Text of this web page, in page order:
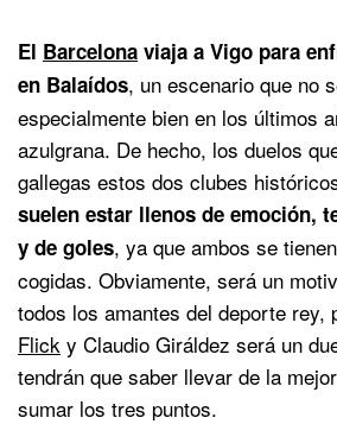
El Barcelona viaja a Vigo para
en Balaídos, un escenario que no
especialmente bien en los últimos
azulgrana. De hecho, los duelos
gallegas estos dos clubes
suelen estar llenos de emoción,
y de goles, ya que ambos se
cogidas. Obviamente, será un
todos los amantes del deporte rey,
Flick y Claudio Giráldez será un
tendrán que saber llevar de la
sumar los tres puntos.